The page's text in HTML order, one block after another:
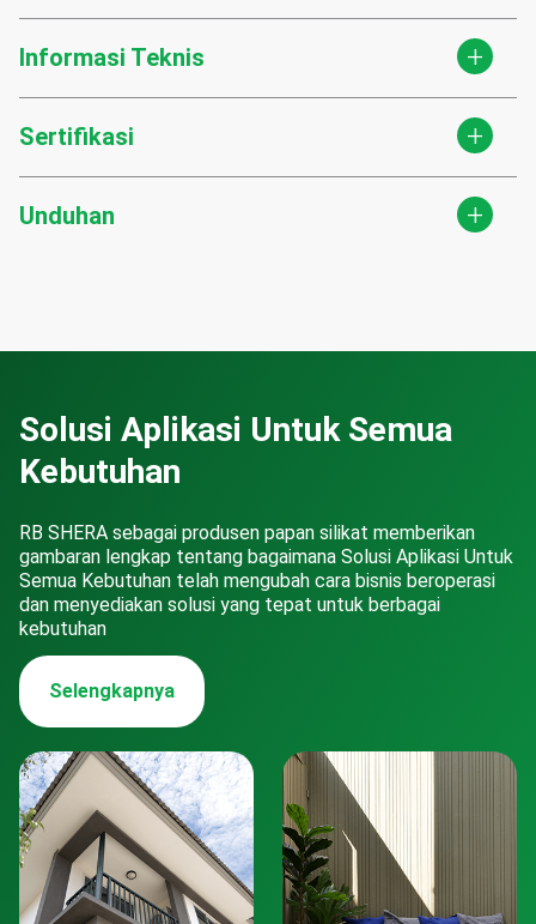
Informasi Teknis +
Sertifikasi +
Unduhan +
Solusi Aplikasi Untuk Semua
Kebutuhan
RB SHERA sebagai produsen papan silikat memberikan
gambaran lengkap tentang bagaimana Solusi Aplikasi Untuk
Semua Kebutuhan telah mengubah cara bisnis beroperasi
dan menyediakan solusi yang tepat untuk berbagai
kebutuhan
Selengkapnya